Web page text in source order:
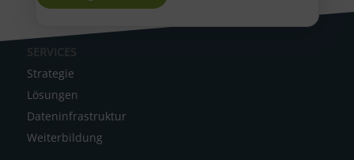
A
l
SERVICES
Strategie
Lösungen
Dateninfrastruktur
Weiterbildung